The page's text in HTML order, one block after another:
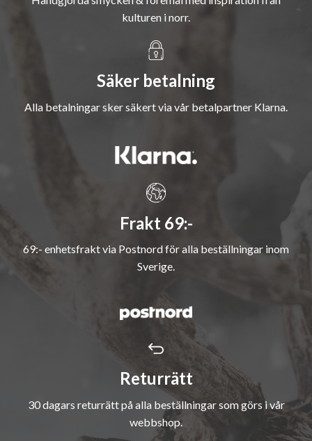
kulturen i norr.
Säker betalning
Alla betalningar sker säkert via vår betalpartner Klarna.
Frakt 69:-
69:- enhetsfrakt via Postnord för alla beställningar inom
Sverige.
Returrätt
30 dagars returrätt på alla beställningar som görs i vår
webbshop.